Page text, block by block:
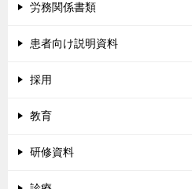
労務関係書類
患者向け説明資料
採用
教育
研修資料